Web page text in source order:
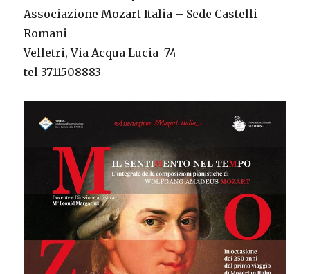
Associazione Mozart Italia – Sede Castelli
Romani
Velletri, Via Acqua Lucia 74
tel 3711508883